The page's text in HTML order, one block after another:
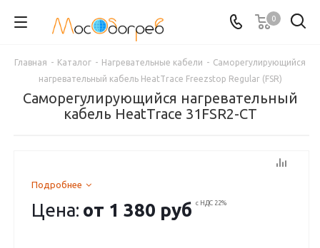
0
Главная - Каталог - Нагревательные кабели - Саморегулирующийся
нагревательный кабель HeatTrace Freezstop Regular (FSR)
Саморегулирующийся нагревательный
кабель HeatTrace 31FSR2-CT
Подробнее
Цена: от 1 380 руб с НДС 22%